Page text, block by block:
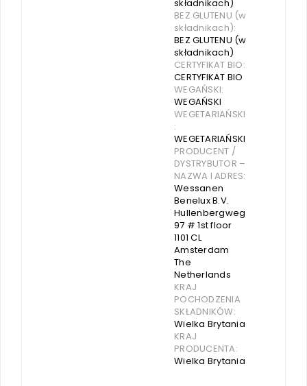
składnikach)
BEZ GLUTENU (w
składnikach):
BEZ GLUTENU (w
składnikach)
CERTYFIKAT BIO:
CERTYFIKAT BIO
WEGAŃSKI:
WEGAŃSKI
WEGETARIAŃSKI
:
WEGETARIAŃSKI
PRODUCENT /
DYSTRYBUTOR –
NAZWA I ADRES:
Wessanen
Benelux B.V.
Hullenbergweg
97 # 1st floor
1101 CL
Amsterdam
The
Netherlands
KRAJ
POCHODZENIA
SKŁADNIKÓW:
Wielka Brytania
KRAJ
PRODUCENTA:
Wielka Brytania